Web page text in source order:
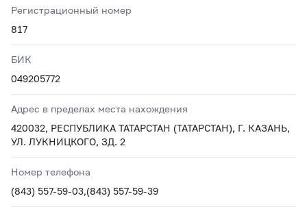
Регистрационный номер
817
БИК
049205772
Адрес в пределах места нахождения
420032, РЕСПУБЛИКА ТАТАРСТАН (ТАТАРСТАН), Г. КАЗАНЬ,
УЛ. ЛУКНИЦКОГО, ЗД. 2
Номер телефона
(843) 557-59-03,(843) 557-59-39